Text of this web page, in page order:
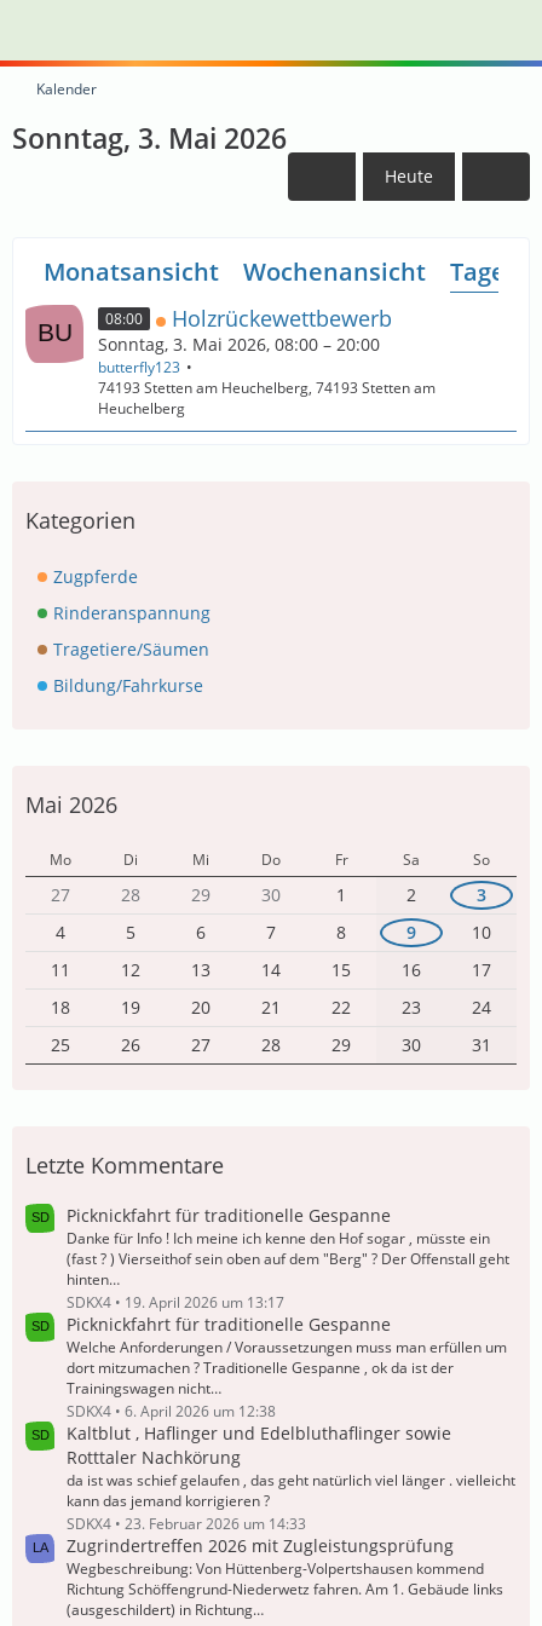
Kalender
Sonntag, 3. Mai 2026
Heute
Monatsansicht Wochenansicht
08:00 Holzrückewettbewerb
Sonntag, 3. Mai 2026, 08:00 – 20:00
butterfly123
74193 Stetten am Heuchelberg, 74193 Stetten am
Heuchelberg
Kategorien
Zugpferde
Rinderanspannung
Tragetiere/Säumen
Bildung/Fahrkurse
Mai 2026
Mo Di Mi Do Fr Sa So
27 28 29 30 1 2
3
4
5 6 7 8 9
10
11
12 13 14 15 16
17
18
19 20 21 22 23
24
25
26 27 28 29 30 31
Letzte Kommentare
Picknickfahrt für traditionelle Gespanne
Danke für Info ! Ich meine ich kenne den Hof sogar , müsste ein
(fast ? ) Vierseithof sein oben auf dem "Berg" ? Der Offenstall geht
hinten…
SDKX4
19. April 2026 um 13:17
Picknickfahrt für traditionelle Gespanne
Welche Anforderungen / Voraussetzungen muss man erfüllen um
dort mitzumachen ? Traditionelle Gespanne , ok da ist der
Trainingswagen nicht…
SDKX4
6. April 2026 um 12:38
Kaltblut , Haflinger und Edelbluthaflinger sowie
Rotttaler Nachkörung
da ist was schief gelaufen , das geht natürlich viel länger . vielleicht
kann das jemand korrigieren ?
SDKX4
23. Februar 2026 um 14:33
Zugrindertreffen 2026 mit Zugleistungsprüfung
Wegbeschreibung: Von Hüttenberg-Volpertshausen kommend
Richtung Schöffengrund-Niederwetz fahren. Am 1. Gebäude links
(ausgeschildert) in Richtung…